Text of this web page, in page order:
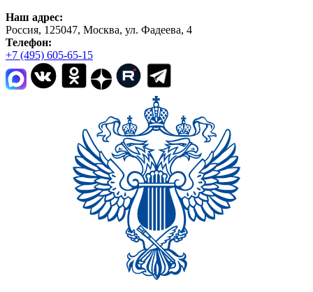
Наш адрес:
Россия, 125047, Москва, ул. Фадеева, 4
Телефон:
+7 (495) 605-65-15